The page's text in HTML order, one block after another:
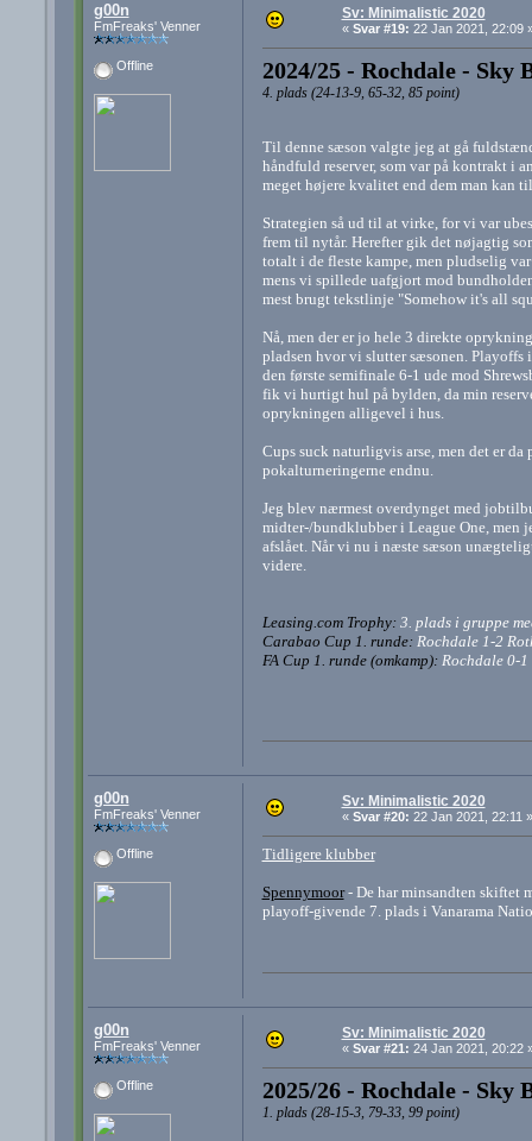
g00n
FmFreaks' Venner
Offline
Sv: Minimalistic 2020
« Svar #19: 22 Jan 2021, 22:09
2024/25 - Rochdale - Sky
4. plads (24-13-9, 65-32, 85 point)
Til denne sæson valgte jeg at gå
håndfuld reserver, som var på kontrakt i
meget højere kvalitet end dem man kan
Strategien så ud til at virke, for vi var
frem til nytår. Herefter gik det nøjagtig
totalt i de fleste kampe, men pludselig
mens vi spillede uafgjort mod
mest brugt tekstlinje "Somehow it's all
Nå, men der er jo hele 3 direkte
pladsen hvor vi slutter sæsonen.
den første semifinale 6-1 ude mod
fik vi hurtigt hul på bylden, da min
oprykningen alligevel i hus.
Cups suck naturligvis arse, men det er
pokalturneringerne endnu.
Jeg blev nærmest overdynget med
midter-/bundklubber i League One, men
afslået. Når vi nu i næste sæson
videre.
Leasing.com Trophy: 3. plads i gruppe
Carabao Cup 1. runde: Rochdale 1-2
FA Cup 1. runde (omkamp): Rochdale 0-
g00n
FmFreaks' Venner
Offline
Sv: Minimalistic 2020
« Svar #20: 22 Jan 2021, 22:11 »
Tidligere klubber
Spennymoor- De har minsandten skiftet
playoff-givende 7. plads i Vanarama
g00n
FmFreaks' Venner
Offline
Sv: Minimalistic 2020
« Svar #21: 24 Jan 2021, 20:22
2025/26 - Rochdale - Sky
1. plads (28-15-3, 79-33, 99 point)